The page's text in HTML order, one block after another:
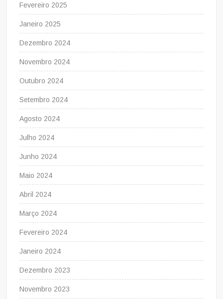
Fevereiro 2025
Janeiro 2025
Dezembro 2024
Novembro 2024
Outubro 2024
Setembro 2024
Agosto 2024
Julho 2024
Junho 2024
Maio 2024
Abril 2024
Março 2024
Fevereiro 2024
Janeiro 2024
Dezembro 2023
Novembro 2023